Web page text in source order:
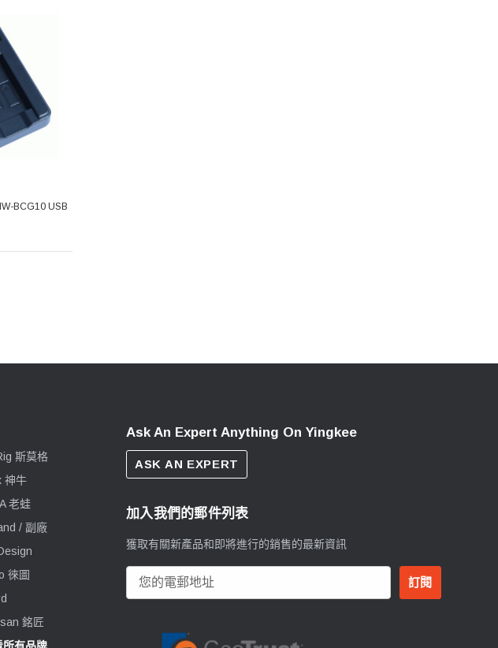
BCG10 USB
斯莫格
神牛
老蛙
/ 副廠
徠圖
銘匠
Ask An Expert Anything On Yingkee
ASK AN EXPERT
加入我們的郵件列表
獲取有關新產品和即將進行的銷售的最新資訊
郵